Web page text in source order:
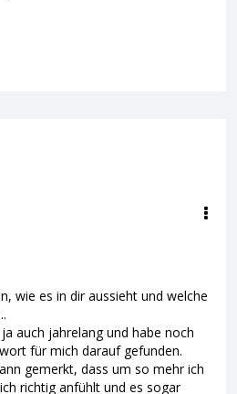
wie es in dir aussieht und welche
auch jahrelang und habe noch
für mich darauf gefunden.
gemerkt, dass um so mehr ich
richtig anfühlt und es sogar